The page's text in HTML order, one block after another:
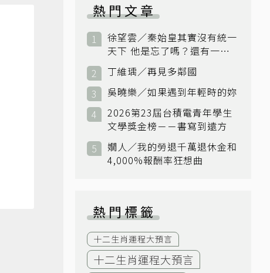
熱門文章
徐望雲／秦始皇其實沒有統一
天下 他是忘了嗎？還有一個
小國：衛國
丁維瑀／再見多鄰國
吳曉樂／如果遇到年輕時的妳
2026第23屆台積電青年學生
文學獎金榜－－書寫到遠方
嫺人／我的勞退千萬退休金和
4,000%報酬率狂想曲
熱門標籤
十二生肖運程大預言
十二生肖運程大預言